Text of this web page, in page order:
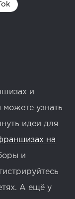
и
узнать
идеи для
на
и
А ещё у